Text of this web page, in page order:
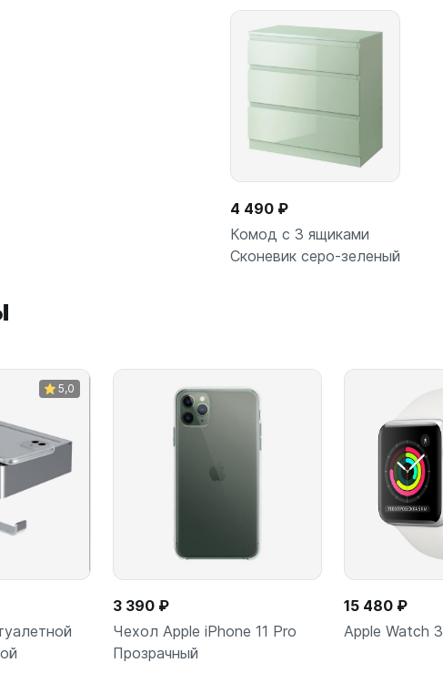
Подробнее
4 490 ₽
Комод с 3 ящиками
Сконевик серо-зеленый
5,0
3 390 ₽
Чехол Apple iPhone 11 Pro
Прозрачный
15 480 ₽
Apple Watch 3